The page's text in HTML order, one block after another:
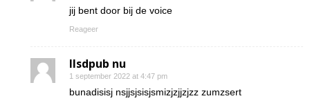
jij bent door bij de voice
Reageer
Ilsdpub nu
1 september 2022 at 4:47 pm
bunadisisj nsjjsjsisjsmizjzjjzjzz zumzsert